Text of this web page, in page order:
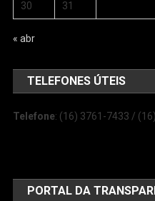
30 31
« abr
TELEFONES ÚTEIS
Telefone: (16) 3761-7433 /
PORTAL DA